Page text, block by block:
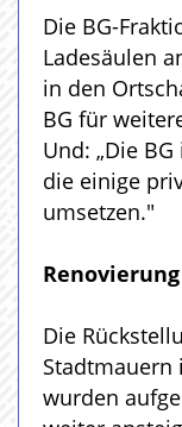
Die BG-
Ladesäulen
in den
BG für
Und: „Die
die einige
umsetzen."
Die
Stadtmauern
wurden